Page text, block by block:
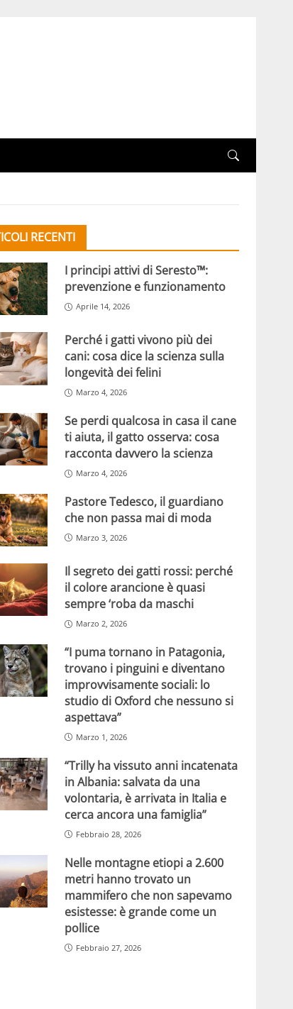
RECENTI
I principi attivi di Seresto™:
prevenzione e funzionamento
Aprile 14, 2026
Perché i gatti vivono più dei
cani: cosa dice la scienza sulla
longevità dei felini
Marzo 4, 2026
Se perdi qualcosa in casa il cane
ti aiuta, il gatto osserva: cosa
racconta davvero la scienza
Marzo 4, 2026
Pastore Tedesco, il guardiano
che non passa mai di moda
Marzo 3, 2026
Il segreto dei gatti rossi: perché
il colore arancione è quasi
sempre ‘roba da maschi
Marzo 2, 2026
“I puma tornano in Patagonia,
trovano i pinguini e diventano
improvvisamente sociali: lo
studio di Oxford che nessuno si
aspettava”
Marzo 1, 2026
“Trilly ha vissuto anni incatenata
in Albania: salvata da una
volontaria, è arrivata in Italia e
cerca ancora una famiglia”
Febbraio 28, 2026
Nelle montagne etiopi a 2.600
metri hanno trovato un
mammifero che non sapevamo
esistesse: è grande come un
pollice
Febbraio 27, 2026